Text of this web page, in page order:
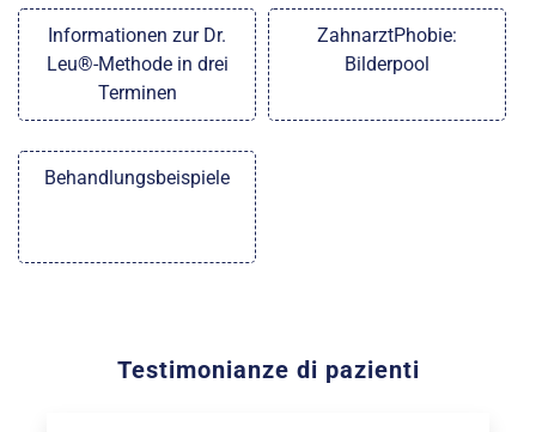
Informationen zur Dr.
Leu®-Methode in drei
Terminen
ZahnarztPhobie:
Bilderpool
Behandlungsbeispiele
Testimonianze di pazienti